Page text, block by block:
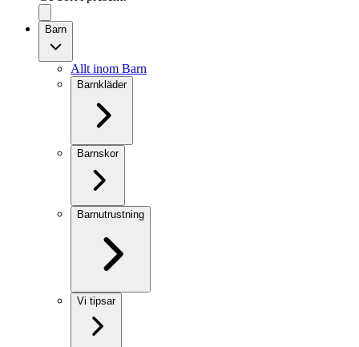
Barn
Allt inom Barn
Barnkläder
Barnskor
Barnutrustning
Vi tipsar